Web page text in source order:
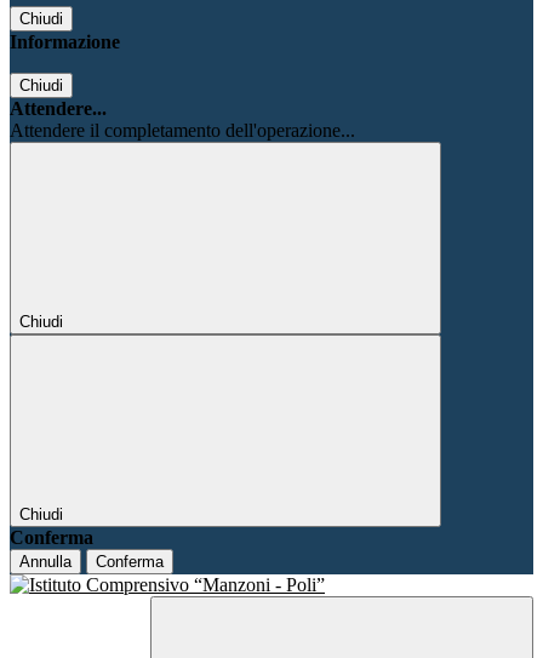
Chiudi
Informazione
Chiudi
Attendere...
Attendere il completamento dell'operazione...
Chiudi
Chiudi
Conferma
Annulla Conferma